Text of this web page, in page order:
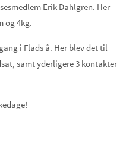
Erik Dahlgren. Her
og 4kg.
i Flads å. Her blev det til
samt yderligere 3 kontakter